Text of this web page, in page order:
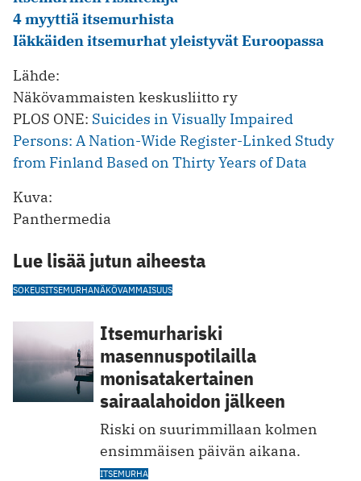
4 myyttiä itsemurhista
Iäkkäiden itsemurhat yleistyvät Euroopassa
Lähde:
Näkövammaisten keskusliitto ry
PLOS ONE: Suicides in Visually Impaired
Persons: A Nation-Wide Register-Linked Study
from Finland Based on Thirty Years of Data
Kuva:
Panthermedia
Lue lisää jutun aiheesta
SOKEUSITSEMURHANÄKÖVAMMAISUUS
Itsemurhariski
masennuspotilailla
monisatakertainen
sairaalahoidon jälkeen
Riski on suurimmillaan kolmen
ensimmäisen päivän aikana.
ITSEMURHA